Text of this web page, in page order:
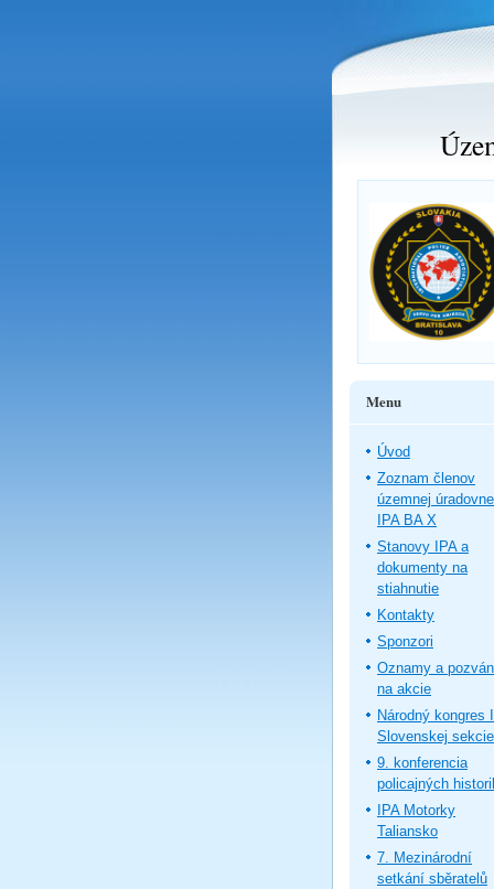
Menu
Úvod
Zoznam členov
územnej úradovne
IPA BA X
Stanovy IPA a
dokumenty na
stiahnutie
Kontakty
Sponzori
Oznamy a
na akcie
Národný kongres
Slovenskej sekcie
9. konferencia
policajných
IPA Motorky
Taliansko
7. Mezinárodní
setkání sběratelů